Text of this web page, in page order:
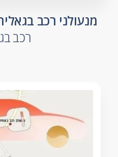
מנעולני רכב
רכב